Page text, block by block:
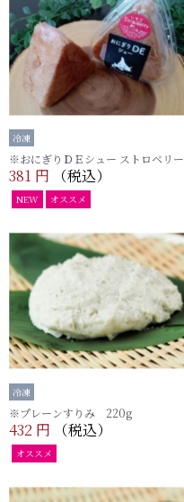
冷凍
※おにぎりＤＥシュー ストロベリー
381 円 （税込）
NEW オススメ
冷凍
※プレーンすりみ 220g
432 円 （税込）
オススメ